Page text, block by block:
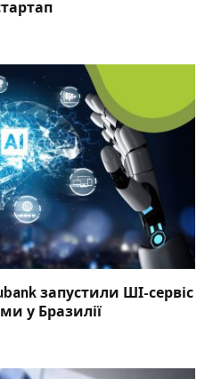
запустили ШІ-сервіс
у Бразилії